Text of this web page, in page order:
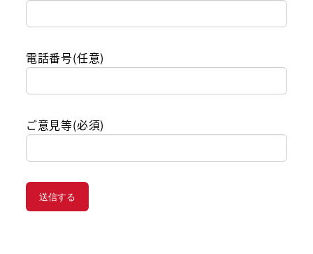
電話番号(任意)
ご意見等(必須)